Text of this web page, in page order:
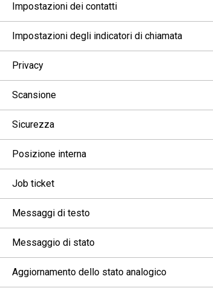
Impostazioni dei contatti
Impostazioni degli indicatori di chiamata
Privacy
Scansione
Sicurezza
Posizione interna
Job ticket
Messaggi di testo
Messaggio di stato
Aggiornamento dello stato analogico